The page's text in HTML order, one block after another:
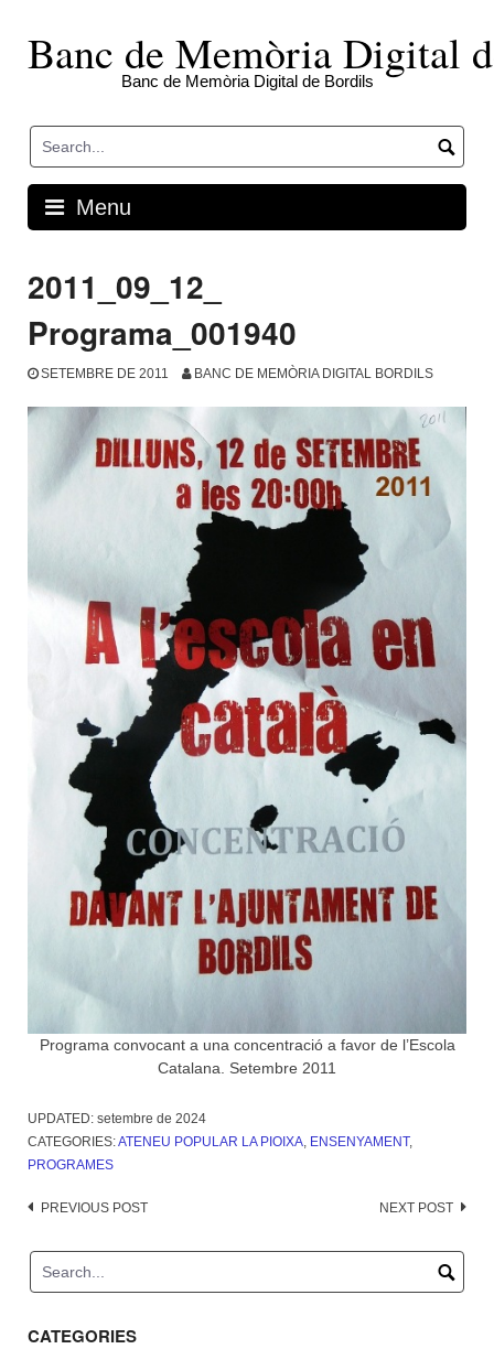
contentBanc de Memòria Digital
Banc de Memòria Digital de Bordils
Menu
2011_09_12_
Programa_001940
SETEMBRE DE 2011 BANC DE MEMÒRIA DIGITAL BORDILS
Programa convocant a una concentració a favor de l’Escola
Catalana. Setembre 2011
UPDATED: setembre de 2024
CATEGORIES:ATENEU POPULAR LA PIOIXA, ENSENYAMENT,
PROGRAMES
Post
PREVIOUS POST NEXT POST
CATEGORIES